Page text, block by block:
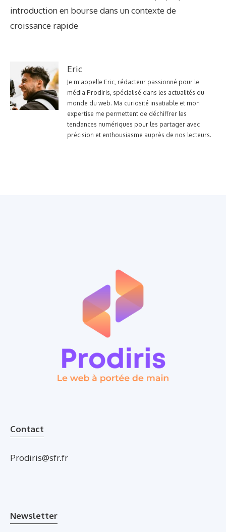
introduction en bourse dans un contexte de
croissance rapide
Eric
Je m'appelle Eric, rédacteur passionné pour le
média Prodiris, spécialisé dans les actualités du
monde du web. Ma curiosité insatiable et mon
expertise me permettent de déchiffrer les
tendances numériques pour les partager avec
précision et enthousiasme auprès de nos lecteurs.
Contact
Prodiris@sfr.fr
Newsletter